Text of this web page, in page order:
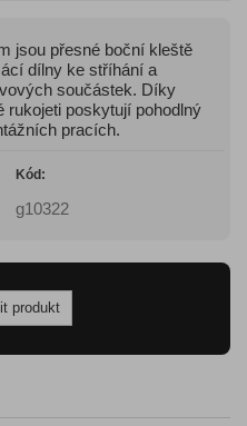
jsou přesné boční kleště
dílny ke stříhání a
součástek. Díky
rukojeti poskytují pohodlný
pracích.
Kód:
g10322
produkt